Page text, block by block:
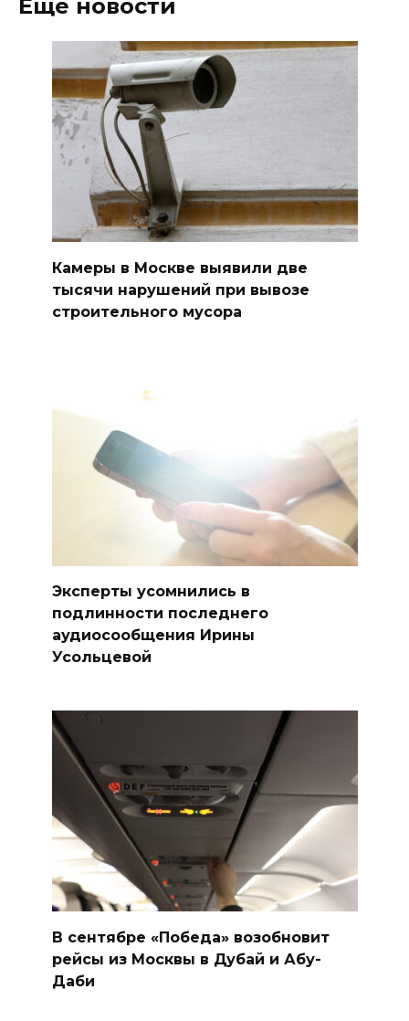
Ещё новости
Камеры в Москве выявили две
тысячи нарушений при вывозе
строительного мусора
Эксперты усомнились в
подлинности последнего
аудиосообщения Ирины
Усольцевой
В сентябре «Победа» возобновит
рейсы из Москвы в Дубай и Абу-
Даби